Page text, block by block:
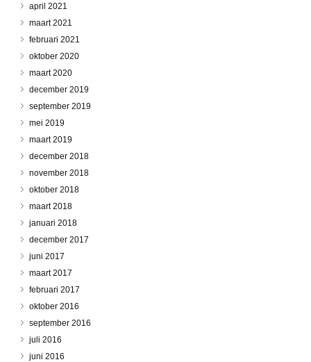
april 2021
maart 2021
februari 2021
oktober 2020
maart 2020
december 2019
september 2019
mei 2019
maart 2019
december 2018
november 2018
oktober 2018
maart 2018
januari 2018
december 2017
juni 2017
maart 2017
februari 2017
oktober 2016
september 2016
juli 2016
juni 2016